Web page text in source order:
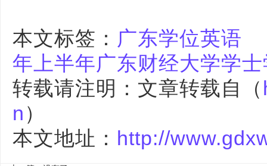
本文标签： 广东学位英语
年上半年广东财经大学学
转载请注明：文章转载自（
n ）
本文地址： http://